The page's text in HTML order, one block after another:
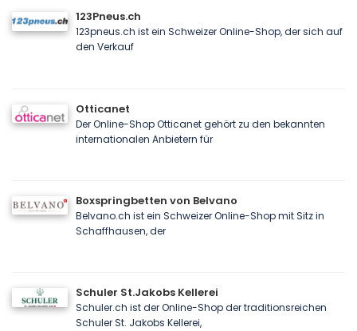
123Pneus.ch
123pneus.ch ist ein Schweizer Online-Shop, der sich auf
den Verkauf
Otticanet
Der Online-Shop Otticanet gehört zu den bekannten
internationalen Anbietern für
Boxspringbetten von Belvano
Belvano.ch ist ein Schweizer Online-Shop mit Sitz in
Schaffhausen, der
Schuler St.Jakobs Kellerei
Schuler.ch ist der Online-Shop der traditionsreichen
Schuler St. Jakobs Kellerei,